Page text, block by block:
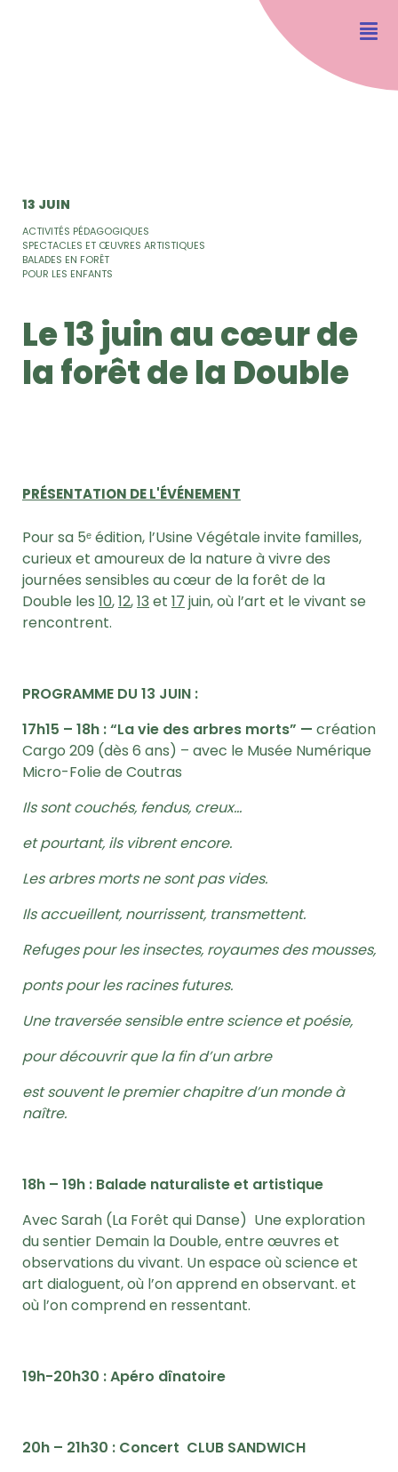
13 JUIN
ACTIVITÉS PÉDAGOGIQUES
SPECTACLES ET ŒUVRES ARTISTIQUES
BALADES EN FORÊT
POUR LES ENFANTS
Le 13 juin au cœur de
la forêt de la Double
PRÉSENTATION DE L'ÉVÉNEMENT
Pour sa 5ᵉ édition, l’Usine Végétale invite familles,
curieux et amoureux de la nature à vivre des
journées sensibles au cœur de la forêt de la
Double les 10,12,13 et 17 juin, où l’art et le vivant se
rencontrent.
PROGRAMME DU 13 JUIN :
17h15 – 18h : “La vie des arbres morts” — création
Cargo 209 (dès 6 ans) – avec le Musée Numérique
Micro-Folie de Coutras
Ils sont couchés, fendus, creux…
et pourtant, ils vibrent encore.
Les arbres morts ne sont pas vides.
Ils accueillent, nourrissent, transmettent.
Refuges pour les insectes, royaumes des mousses,
ponts pour les racines futures.
Une traversée sensible entre science et poésie,
pour découvrir que la fin d’un arbre
est souvent le premier chapitre d’un monde à
naître.
18h – 19h : Balade naturaliste et artistique
Avec Sarah (La Forêt qui Danse) Une exploration
du sentier Demain la Double,entre œuvres et
observations du vivant. Un espace où science et
art dialoguent,où l’on apprend en observant. et
où l’on comprend en ressentant.
19h-20h30 : Apéro dînatoire
20h – 21h30 : Concert CLUB SANDWICH